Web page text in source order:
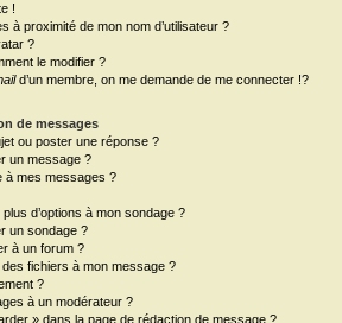
!
à proximité de mon nom d’utilisateur ?
?
le modifier ?
d’un membre, on me demande de me connecter !?
de messages
ou poster une réponse ?
un message ?
à mes messages ?
d’options à mon sondage ?
un sondage ?
à un forum ?
fichiers à mon message ?
?
à un modérateur ?
» dans la page de rédaction de message ?